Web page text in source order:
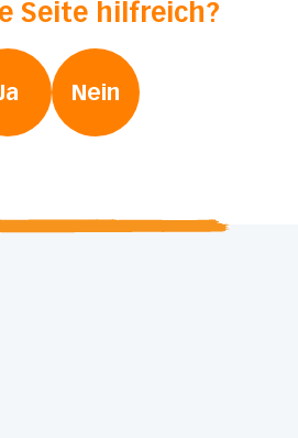
Seite hilfreich?
Nein